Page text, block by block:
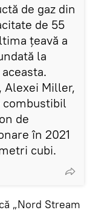
de gaz din
de 55
țeavă a
la
Alexei Miller,
combustibil
de
în 2021
cubi.
„Nord Stream